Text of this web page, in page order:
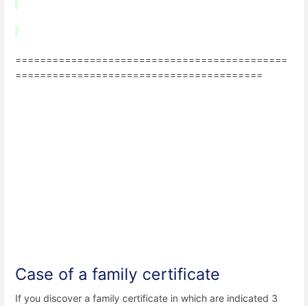
============================================
========================================
Case of a family certificate
If you discover a family certificate in which are indicated 3